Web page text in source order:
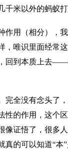
米以外的蚂蚁
用（相分），
，唯识里面经常
回到本质上去
完全没有念头了
性的作用，这个
证悟了，很多
的可以知道“本